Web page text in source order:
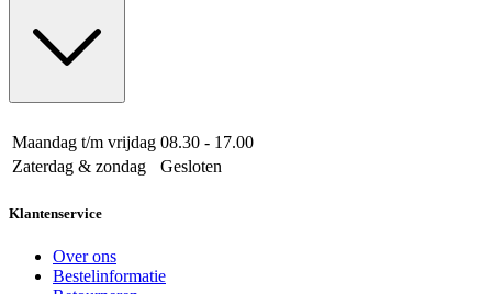
Maandag t/m vrijdag 08.30 - 17.00
Zaterdag & zondag
Gesloten
Klantenservice
Over ons
Bestelinformatie